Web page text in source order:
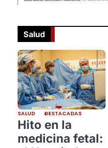
Salud
SALUD DESTACADAS
Hito en la
medicina fetal: